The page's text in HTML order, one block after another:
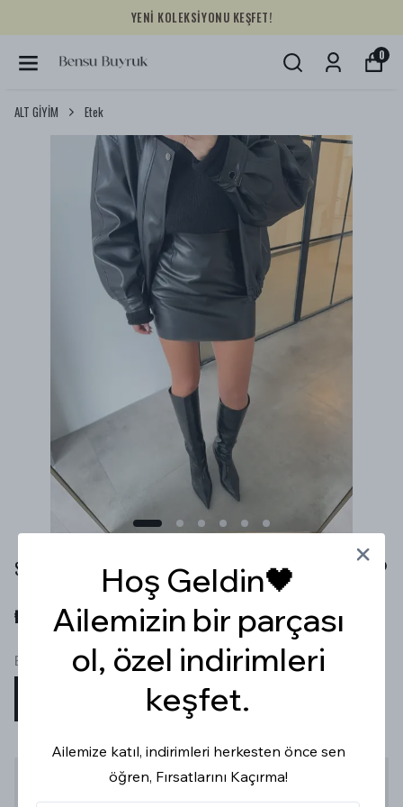
YENİ KOLEKSİYONU KEŞFET!
0
ALT GİYİM Etek
SİYAH DERİ Ş0RT ETEK
₺ 499.99
Beden
Stoğa Gelince Haber Ver
Hoş Geldin🖤
Ailemizin bir parçası
ol, özel indirimleri
keşfet.
Ailemize katıl, indirimleri herkesten önce sen
öğren, Fırsatlarını Kaçırma!